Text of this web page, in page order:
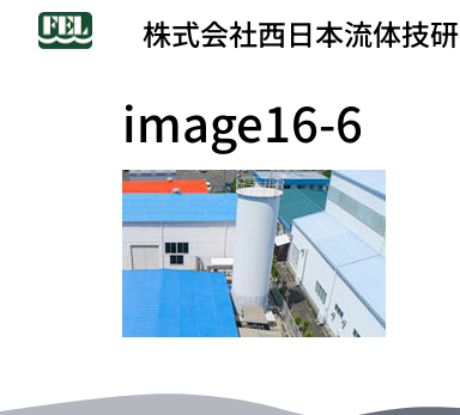
株式会社西日本流体技研
image16-6